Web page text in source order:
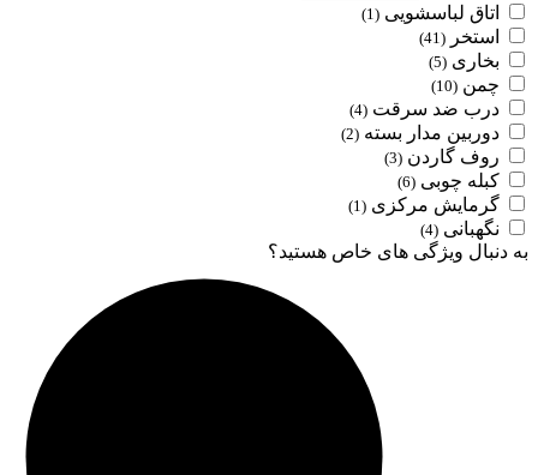
اتاق لباسشویی (1)
استخر (41)
بخاری (5)
چمن (10)
درب ضد سرقت (4)
دوربین مدار بسته (2)
روف گاردن (3)
کبله چوبی (6)
گرمایش مرکزی (1)
نگهبانی (4)
به دنبال ویژگی های خاص هستید؟